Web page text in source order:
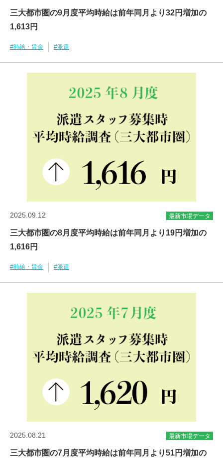
三大都市圏の9月度平均時給は前年同月より32円増加の
1,613円
#時給・賃金 #派遣
2025.09.12 最新市場データ
三大都市圏の8月度平均時給は前年同月より19円増加の
1,616円
#時給・賃金 #派遣
2025.08.21 最新市場データ
三大都市圏の7月度平均時給は前年同月より51円増加の